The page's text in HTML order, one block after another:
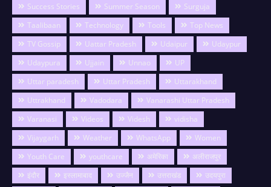
Success Stories
Summer Season
Surguja
Taalibaan
Technology Tools
Top News
TV Gossip
Uattar Pradesh Udaipur
Udaypur
Udaypura
Ujjain Unnao
UP
Uttar paradesh
Uttar Pradesh
Uttarakhand
Uttrakhand
Vadodara
Vanarashi Uttar Pradesh
Varanasi
Videos Videsh
vidisha
Vijaygarh
Weather WhatsApp
Women
Youth Care
youthcare अमेरिका
अलीराजपुर
इंदौर
इस्लामाबाद उज्जैन उत्तराखंड
उदयपुरा